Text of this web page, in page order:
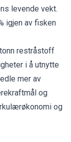
levende vekt.
igjen av fisken
restråstoff
i å utnytte
mer av
og
og